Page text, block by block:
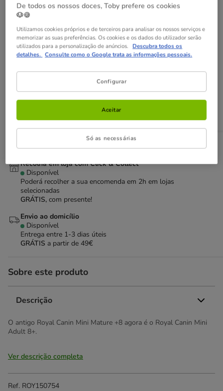
Canin para cão.
Ver condições
-25% na 2ª un Com cupão numa seleção de alimentação,
higiene e acessórios. Ver condições
Cupão: SUPER25 Copiar
Adicionar ao carrinho
Opções de envio Ver detalhes
Recolha em loja com Click & Collect
Disponível
Poderá recolher a sua encomenda em 2h em lojas
selecionadas
GRÁTIS, com presente!
Envio ao domicílio
Disponível
Entrega entre 1-3 dias úteis
GRÁTIS a partir de 49€
Sobre este produto
Descrição
O antigo Royal Canin Mini Mature +8 agora é o Royal Canin Mini
Adult 8+.
Ver descrição completa
Ref. ROY150754
De todos os nossos doces, Toby prefere os cookies
🐶🍪
Utilizamos cookies próprios e de terceiros para analisar os nossos serviços e
memorizar as suas preferências. Os cookies e os dados do utilizador serão
utilizados para a personalização de anúncios. Descubra todos os
detalhes. Consulte como o Google trata as informações pessoais.
Configurar
Só as necessárias
Aceitar